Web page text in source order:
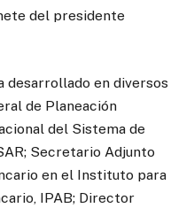
del presidente
desarrollado en diversos
de Planeación
del Sistema de
Secretario Adjunto
en el Instituto para
IPAB; Director